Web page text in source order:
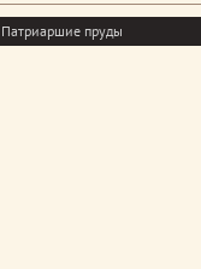
пруды